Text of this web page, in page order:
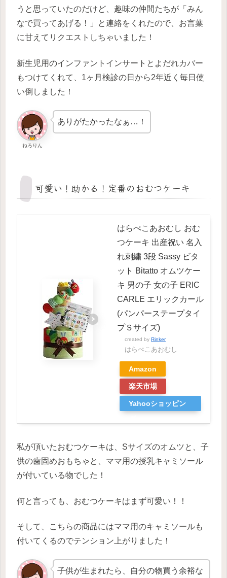
うと思っていたのだけど、趣味の仲間たちが「みん
なで買ってあげる！」と連絡をくれたので、お言葉
に甘えてリクエストしちゃいました！
新生児用のインファントインサートとよだれカバー
もつけてくれて、1ヶ月検診の日から2年近く毎日使
い倒しました！
ねろりん
ありがたかったなぁ…！
可愛い！助かる！定番のおむつケーキ
はらぺこあおむし おむ
つケーキ 出産祝い 名入
れ刺繍 3段 Sassy ビタ
ット Bitatto オムツケー
キ 男の子 女の子 ERIC
CARLE エリックカール
(パンパーステープタイ
プＳサイズ)
created by Rinker
はらぺこあおむし
Amazon
楽天市場
Yahooショッピン
私が頂いたおむつケーキは、Sサイズのオムツと、子
供の歯固めおもちゃと、ママ用の授乳キャミソール
が付いている物でした！
何と言っても、おむつケーキはまず可愛い！！
そして、こちらの商品にはママ用のキャミソールも
付いてくるのでテンション上がりました！
子供が生まれたら、自分の物買う余裕な